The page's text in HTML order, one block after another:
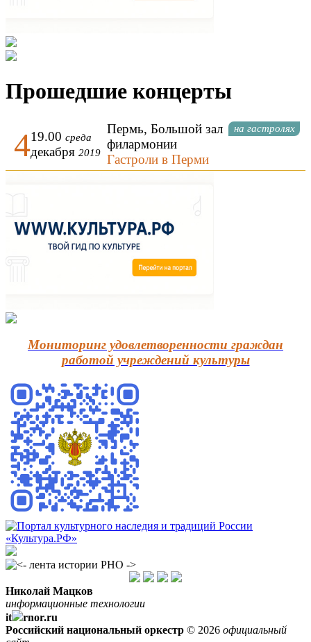
Прошедшие концерты
419.00 среда
декабря 2019
на гастролях
Пермь, Большой зал
филармонии
Гастроли в Перми
Мониторинг удовлетворенности граждан
работой учреждений культуры
Николай Мацков
информационные технологии
it
rnor.ru
Российский национальный оркестр © 2026 официальный